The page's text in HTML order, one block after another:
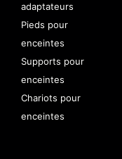
adaptateurs
Pieds pour
enceintes
Supports pour
enceintes
Chariots pour
enceintes